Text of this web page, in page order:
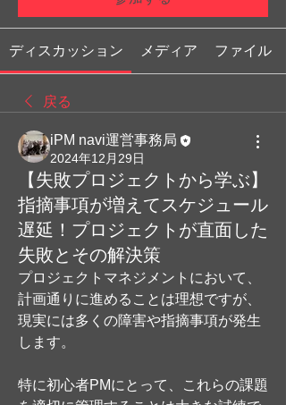
ディスカッション メディア ファイル
戻る
iPM navi運営事務局
2024年12月29日
【失敗プロジェクトから学ぶ】
指摘事項が増えてスケジュール
遅延！プロジェクトが直面した
失敗とその解決策
プロジェクトマネジメントにおいて、
計画通りに進めることは理想ですが、
現実には多くの障害や指摘事項が発生
します。
特に初心者PMにとって、これらの課題